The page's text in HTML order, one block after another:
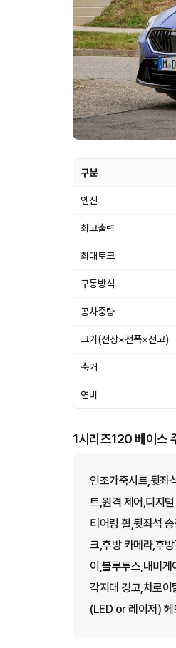
구분
엔진
최고출력
최대토크
구동방식
공차중량
크기(전장×전폭×전고)
축거
연비
1시리즈120 베이스
인조가죽시트,뒷좌
트,원격 제어,디지
티어링 휠,뒷좌석
크,후방 카메라,후
이,블루투스,내비
각지대 경고,차로이
(LED or 레이저) 헤